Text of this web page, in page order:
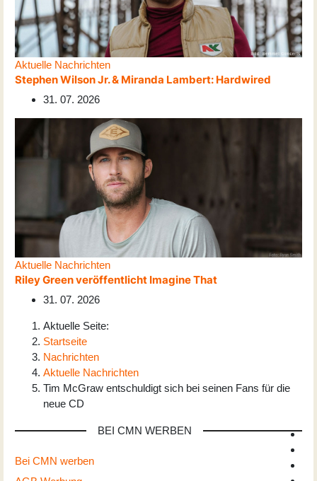
Aktuelle Nachrichten
Stephen Wilson Jr. & Miranda Lambert: Hardwired
31. 07. 2026
Aktuelle Nachrichten
Riley Green veröffentlicht Imagine That
31. 07. 2026
Aktuelle Seite:
Startseite
Nachrichten
Aktuelle Nachrichten
Tim McGraw entschuldigt sich bei seinen Fans für die
neue CD
BEI CMN WERBEN
Bei CMN werben